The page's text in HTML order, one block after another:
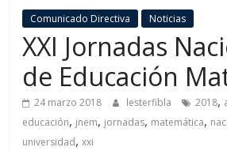
Matemática
Comunicado Directiva Noticias
XXI Jornadas
de Educación
24 marzo 2018 lesterfibla 2018,
educación, jnem, jornadas, matemática,
universidad,xxi